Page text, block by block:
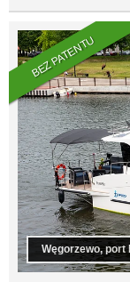
BEZ PATENTU
Węgorzewo, port